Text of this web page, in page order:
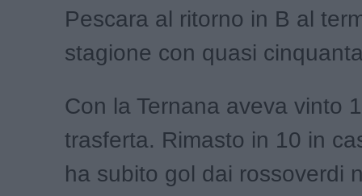
Pescara al ritorno in B al
stagione con quasi
Con la Ternana aveva vinto
trasferta. Rimasto in 10 in
ha subito gol dai rossoverdi